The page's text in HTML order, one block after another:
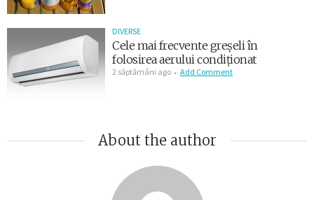
DIVERSE
Cele mai frecvente greșeli în
folosirea aerului condiționat
2 săptămâni ago Add Comment
About the author